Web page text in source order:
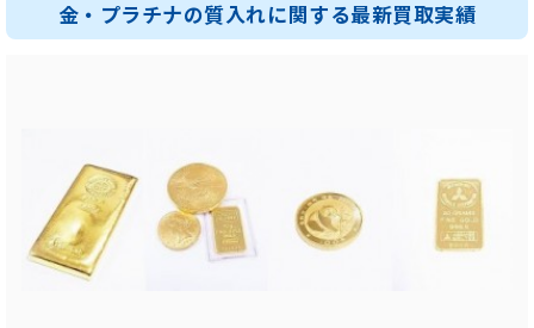
金・プラチナの質入れに関する最新買取実績